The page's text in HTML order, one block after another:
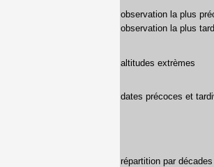
observation la plus
observation la plus
altitudes extrèmes
dates précoces et
répartition par décades